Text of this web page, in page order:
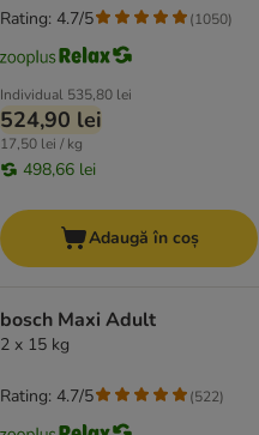
Individual 535,80 lei
524,90 lei
17,50 lei / kg
498,66 lei
Rating: 4.7/5 (1050)
Adaugă în coș
bosch Maxi Adult
2 x 15 kg
Rating: 4.7/5 (522)